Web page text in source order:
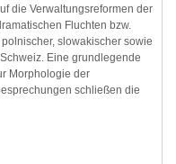
die Verwaltungsreformen der
Fluchten bzw.
slowakischer sowie
Eine grundlegende
Morphologie der
schließen die